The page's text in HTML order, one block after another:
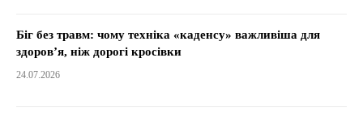
Біг без травм: чому техніка «каденсу» важливіша для
здоров’я, ніж дорогі кросівки
24.07.2026